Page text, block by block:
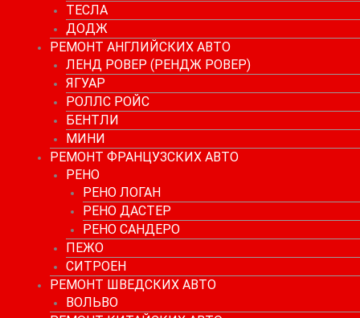
ТЕСЛА
ДОДЖ
РЕМОНТ АНГЛИЙСКИХ АВТО
ЛЕНД РОВЕР (РЕНДЖ РОВЕР)
ЯГУАР
РОЛЛС РОЙС
БЕНТЛИ
МИНИ
РЕМОНТ ФРАНЦУЗСКИХ АВТО
РЕНО
РЕНО ЛОГАН
РЕНО ДАСТЕР
РЕНО САНДЕРО
ПЕЖО
СИТРОЕН
РЕМОНТ ШВЕДСКИХ АВТО
ВОЛЬВО